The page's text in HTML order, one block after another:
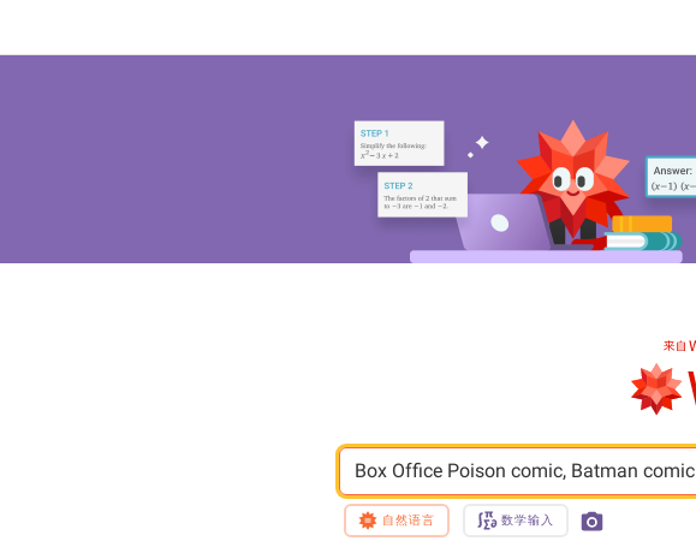
Box Office Poison comic, Batman comic
自然语言 数学输入